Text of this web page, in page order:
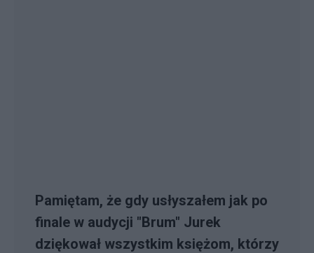
Pamiętam, że gdy usłyszałem jak po
finale w audycji "Brum" Jurek
dziękował wszystkim księżom, którzy